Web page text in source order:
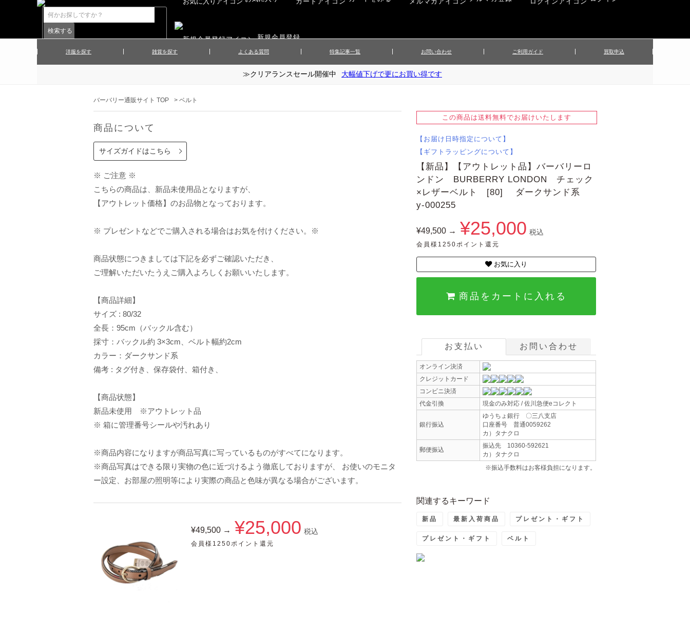
新規会員登録
洋服を探す
▲メンズニット
▲レディースワンピース ▲レディーススカート ▲レディースボトムス ▲レディースジャケット ▲レディースセットアップ
雑貨を探す
▲財布・キーケース
▲アクセサリー
▲マフラー／ストール ▲傘／日傘 ▲ぬいぐるみ
▲その他
よくある質問 特集記事一覧 お問い合わせ ご利用ガイド 買取申込
≫クリアランスセール開催中 大幅値下げで更にお買い得です
バーバリー通販サイト TOP > ベルト
商品について
サイズガイドはこちら
※ ご注意 ※
こちらの商品は、新品未使用品となりますが、
【アウトレット価格】のお品物となっております。
※ プレゼントなどでご購入される場合はお気を付けください。※
商品状態につきましては下記を必ずご確認いただき、
ご理解いただいたうえご購入よろしくお願いいたします。
【商品詳細】
サイズ : 80/32
全長：95cm（バックル含む）
採寸：バックル約 3×3cm、ベルト幅約2cm
カラー：ダークサンド系
備考 : タグ付き、保存袋付、箱付き、
【商品状態】
新品未使用 ※アウトレット品
※ 箱に管理番号シールや汚れあり
※商品内容になりますが商品写真に写っているものがすべてになります。
※商品写真はできる限り実物の色に近づけるよう徹底しておりますが、 お使いのモニタ
ー設定、お部屋の照明等により実際の商品と色味が異なる場合がございます。
¥49,500 → ¥25,000 税込
会員様1250ポイント還元
この商品は送料無料でお届けいたします
【お届け日時指定について】
【ギフトラッピングについて】
【新品】【アウトレット品】バーバリーロ
ンドン BURBERRY LONDON チェック
×レザーベルト [80] ダークサンド系
y-000255
¥49,500 → ¥25,000 税込
会員様1250ポイント還元
お気に入り
商品をカートに入れる
お支払い お問い合わせ
オンライン決済
クレジットカード
コンビニ決済
代金引換
現金のみ対応 / 佐川急便eコレクト
銀行振込
ゆうちょ銀行 〇三八支店
口座番号 普通0059262
カ）タナクロ
郵便振込
振込先 10360-592621
カ）タナクロ
※振込手数料はお客様負担になります。
関連するキーワード
新品 最新入荷商品 プレゼント・ギフト
プレゼント・ギフト ベルト